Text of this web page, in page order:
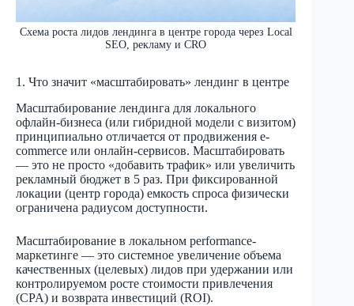
Схема роста лидов лендинга в центре города через Local
SEO, рекламу и CRO
1. Что значит «масштабировать» лендинг в центре
Масштабирование лендинга для локального
офлайн-бизнеса (или гибридной модели с визитом)
принципиально отличается от продвижения e-
commerce или онлайн-сервисов. Масштабировать
— это не просто «добавить трафик» или увеличить
рекламный бюджет в 5 раз. При фиксированной
локации (центр города) емкость спроса физически
ограничена радиусом доступности.
Масштабирование в локальном performance-
маркетинге — это системное увеличение объема
качественных (целевых) лидов при удержании или
контролируемом росте стоимости привлечения
(CPA) и возврата инвестиций (ROI).